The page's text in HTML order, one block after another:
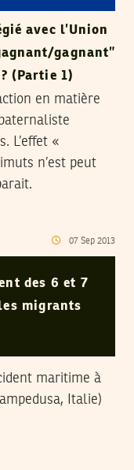
avec l’Union
gagnant”
(Partie 1)
en matière
L’effet «
n’est peut
07 Sep 2013
des 6 et 7
migrants
maritime à
Italie)